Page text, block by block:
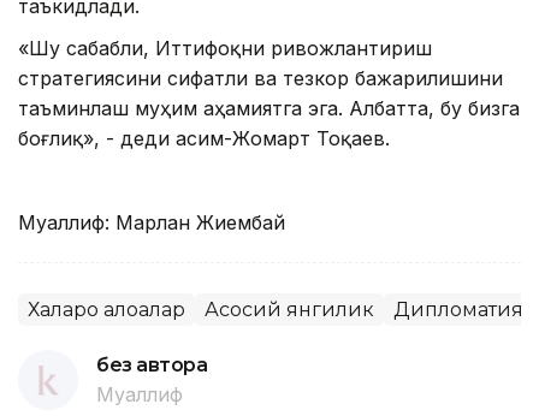
таъкидлади.
«Шу сабабли, Иттифоқни ривожлантириш
стратегиясини сифатли ва тезкор бажарилишини
таъминлаш муҳим аҳамиятга эга. Албатта, бу бизга
боғлиқ», - деди Қасим-Жомарт Тоқаев.
Муаллиф: Марлан Жиембай
Халқаро алоқалар Асосий янгилик Дипломатия
без автора
Муаллиф